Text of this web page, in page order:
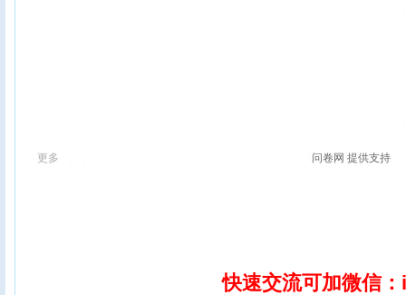
快速交流可加微信